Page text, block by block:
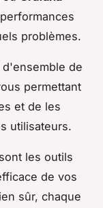
problèmes.
de
permettant
et de les
utilisateurs.
les outils
de vos
sûr, chaque